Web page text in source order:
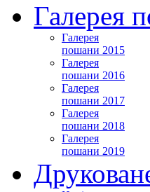
Галерея
Галерея
пошани 2015
Галерея
пошани 2016
Галерея
пошани 2017
Галерея
пошани 2018
Галерея
пошани 2019